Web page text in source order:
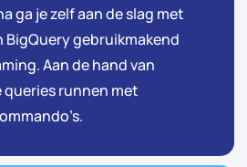
ga je zelf aan de slag met
BigQuery gebruikmakend
Aan de hand van
runnen met